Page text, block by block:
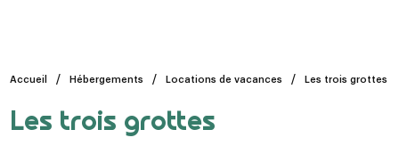
Accueil Hébergements Locations de vacances Les trois grottes
Les trois grottes